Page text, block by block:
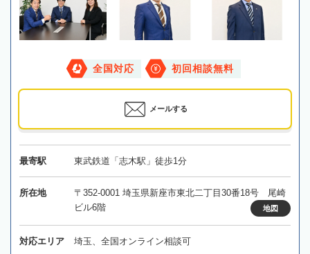
全国対応 初回相談無料
メールする
最寄駅 東武鉄道「志木駅」徒歩1分
所在地
〒352-0001 埼玉県新座市東北二丁目30番18号 尾崎
ビル6階
地図
対応エリア 埼玉、全国オンライン相談可